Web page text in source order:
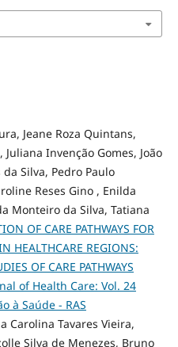
Jeane Roza Quintans,
Invenção Gomes, João
Silva, Pedro Paulo
Reses Gino , Enilda
Monteiro da Silva, Tatiana
OF CARE PATHWAYS FOR
HEALTHCARE REGIONS:
OF CARE PATHWAYS
of Health Care: Vol. 24
à Saúde - RAS
Carolina Tavares Vieira,
Silva de Menezes, Bruno